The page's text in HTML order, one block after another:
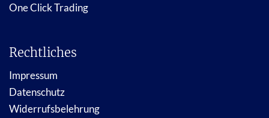
One Click Trading
Rechtliches
Impressum
Datenschutz
Widerrufsbelehrung